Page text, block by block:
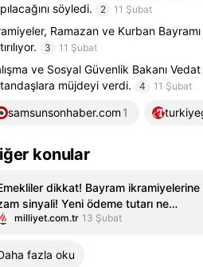
söyledi.
2 11 Şubat
Ramazan ve Kurban
3 11 Şubat
ve Sosyal Güvenlik Bakanı
müjdeyi verdi.
4 11 Şubat
samsunsonhaber.com 1
konular
dikkat! Bayram ikramiyelerine
sinyali! Yeni ödeme tutarı ne
milliyet.com.tr 13 Şubat
fazla oku